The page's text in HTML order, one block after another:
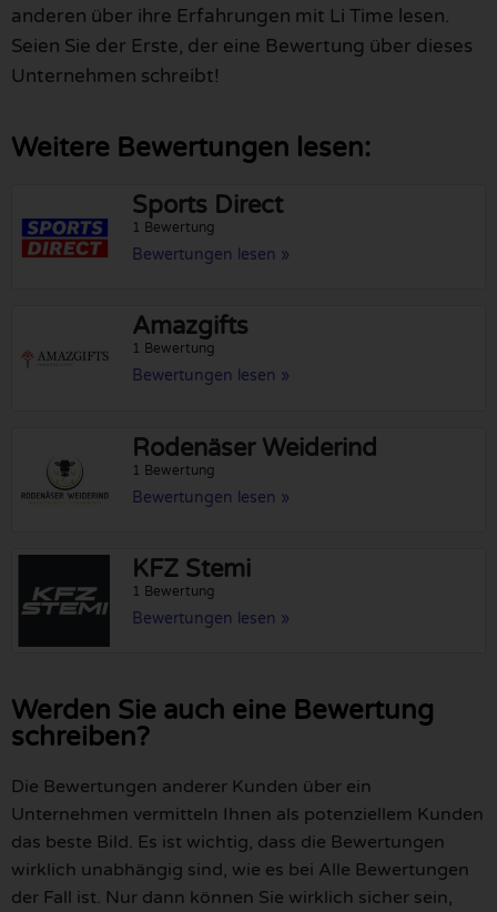
anderen über ihre Erfahrungen mit Li Time lesen.
Seien Sie der Erste, der eine Bewertung über dieses
Unternehmen schreibt!
Weitere Bewertungen lesen:
Sports Direct
1 Bewertung
Bewertungen lesen »
Amazgifts
1 Bewertung
Bewertungen lesen »
Rodenäser Weiderind
1 Bewertung
Bewertungen lesen »
KFZ Stemi
1 Bewertung
Bewertungen lesen »
Werden Sie auch eine Bewertung
schreiben?
Die Bewertungen anderer Kunden über ein
Unternehmen vermitteln Ihnen als potenziellem Kunden
das beste Bild. Es ist wichtig, dass die Bewertungen
wirklich unabhängig sind, wie es bei Alle Bewertungen
der Fall ist. Nur dann können Sie wirklich sicher sein,